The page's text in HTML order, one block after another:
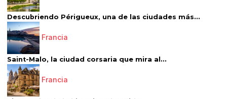
Descubriendo Périgueux, una de las ciudades más...
Francia
Saint-Malo, la ciudad corsaria que mira al...
Francia